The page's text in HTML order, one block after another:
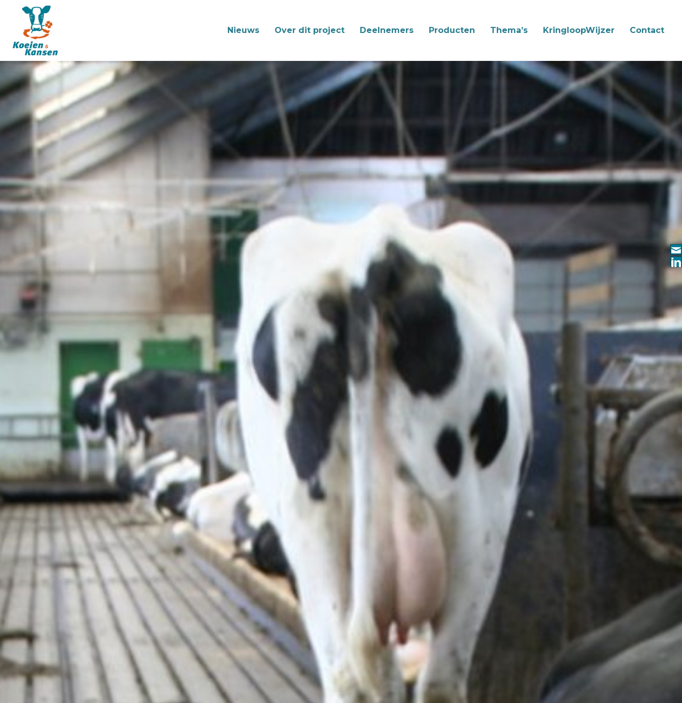
Nieuws Over dit project Deelnemers Producten Thema’s KringloopWijzer Contact